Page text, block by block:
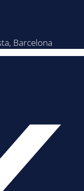
Barcelona